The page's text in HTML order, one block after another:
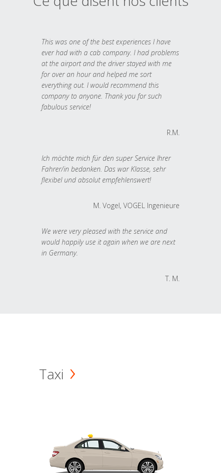
This was one of the best experiences I have
ever had with a cab company. I had problems
at the airport and the driver stayed with me
for over an hour and helped me sort
everything out. I would recommend this
company to anyone. Thank you for such
fabulous service!
R.M.
Ich möchte mich für den super Service Ihrer
Fahrer/in bedanken. Das war Klasse, sehr
flexibel und absolut empfehlenswert!
M. Vogel, VOGEL Ingenieure
We were very pleased with the service and
would happily use it again when we are next
in Germany.
T. M.
Taxi